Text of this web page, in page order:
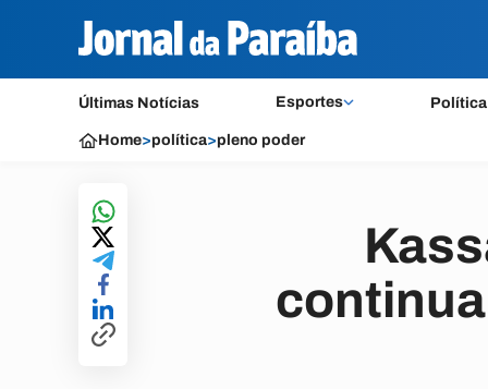
Últimas Notícias Esportes Política
Home>política>pleno poder